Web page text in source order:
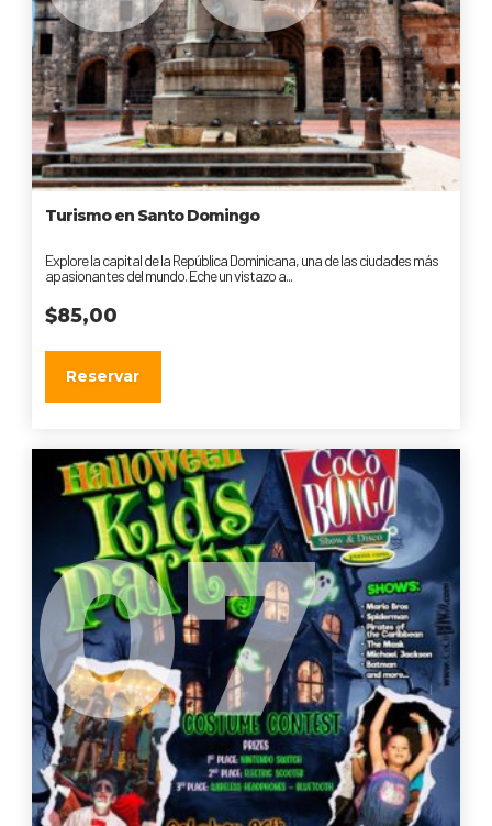
Turismo en Santo Domingo
Explore la capital de la República Dominicana, una de las ciudades más
apasionantes del mundo. Eche un vistazo a...
$85,00
Reservar
07